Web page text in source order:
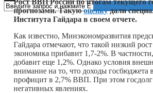
прогнозами. Такуюоценкудали
Института Гайдара в своем отчете.
Как известно, Минэкономразвития
Гайдара отмечают, что такой низкий
экономика прибавит 1,7-2%. В
добавит еще 1,2%. Однако условия
внимание на то, что доходы госбюджета
профицит в 2,7% ВВП. При этом
негативных явлениях.